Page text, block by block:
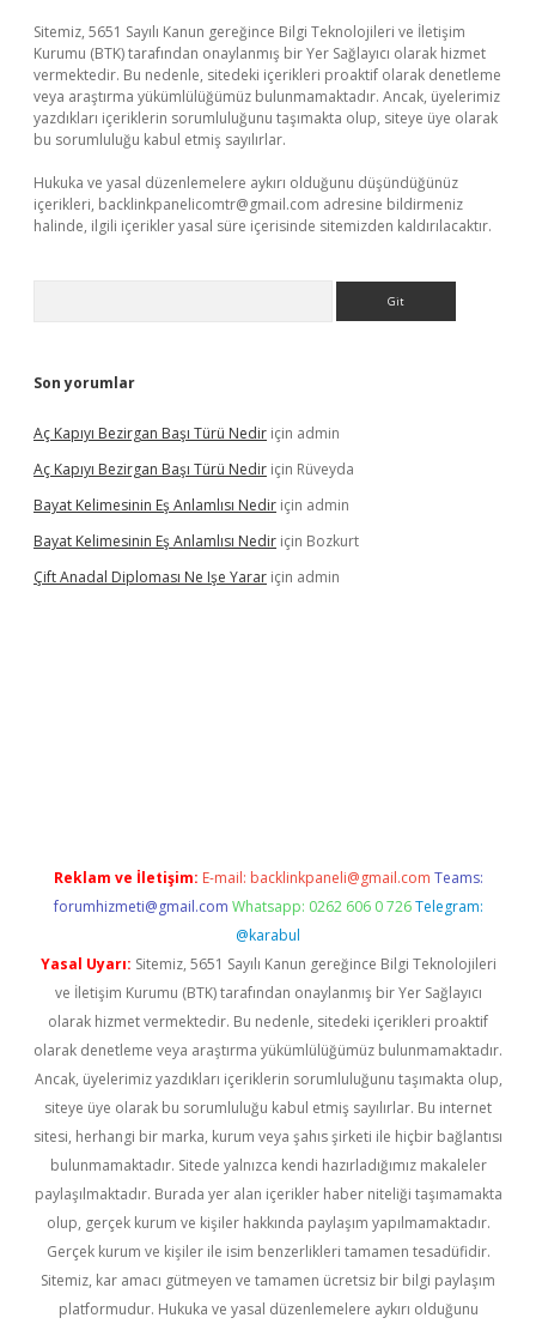
Sitemiz, 5651 Sayılı Kanun gereğince Bilgi Teknolojileri ve İletişim
Kurumu (BTK) tarafından onaylanmış bir Yer Sağlayıcı olarak hizmet
vermektedir. Bu nedenle, sitedeki içerikleri proaktif olarak denetleme
veya araştırma yükümlülüğümüz bulunmamaktadır. Ancak, üyelerimiz
yazdıkları içeriklerin sorumluluğunu taşımakta olup, siteye üye olarak
bu sorumluluğu kabul etmiş sayılırlar.
Hukuka ve yasal düzenlemelere aykırı olduğunu düşündüğünüz
içerikleri, backlinkpanelicomtr@gmail.com adresine bildirmeniz
halinde, ilgili içerikler yasal süre içerisinde sitemizden kaldırılacaktır.
Son yorumlar
Aç Kapıyı Bezirgan Başı Türü Nedir için admin
Aç Kapıyı Bezirgan Başı Türü Nedir için Rüveyda
Bayat Kelimesinin Eş Anlamlısı Nedir için admin
Bayat Kelimesinin Eş Anlamlısı Nedir için Bozkurt
Çift Anadal Diploması Ne Işe Yarar için admin
Reklam ve İletişim: E-mail: backlinkpaneli@gmail.com Teams:
forumhizmeti@gmail.com Whatsapp: 0262 606 0 726 Telegram:
@karabul
Yasal Uyarı: Sitemiz, 5651 Sayılı Kanun gereğince Bilgi Teknolojileri
ve İletişim Kurumu (BTK) tarafından onaylanmış bir Yer Sağlayıcı
olarak hizmet vermektedir. Bu nedenle, sitedeki içerikleri proaktif
olarak denetleme veya araştırma yükümlülüğümüz bulunmamaktadır.
Ancak, üyelerimiz yazdıkları içeriklerin sorumluluğunu taşımakta olup,
siteye üye olarak bu sorumluluğu kabul etmiş sayılırlar. Bu internet
sitesi, herhangi bir marka, kurum veya şahıs şirketi ile hiçbir bağlantısı
bulunmamaktadır. Sitede yalnızca kendi hazırladığımız makaleler
paylaşılmaktadır. Burada yer alan içerikler haber niteliği taşımamakta
olup, gerçek kurum ve kişiler hakkında paylaşım yapılmamaktadır.
Gerçek kurum ve kişiler ile isim benzerlikleri tamamen tesadüfidir.
Sitemiz, kar amacı gütmeyen ve tamamen ücretsiz bir bilgi paylaşım
platformudur. Hukuka ve yasal düzenlemelere aykırı olduğunu